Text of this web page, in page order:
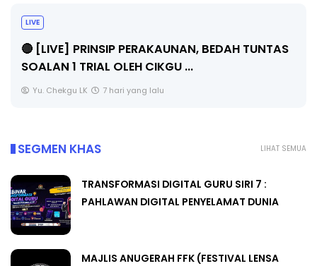
BICARA PROFESIONAL 8 : TIMBALAN KETUA
PENGARAH PENDIDIKAN MALAYSIA
Unknown 9 hari yang lalu
LIHAT SEMUA
SEGMEN KHAS
TRANSFORMASI DIGITAL GURU SIRI 7 :
PAHLAWAN DIGITAL PENYELAMAT DUNIA
MAJLIS ANUGERAH FFK (FESTIVAL LENSA